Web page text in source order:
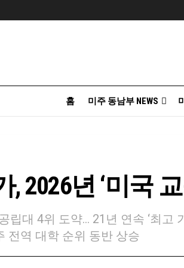
홈 미주 동남부 NEWS
, 2026년 ‘미국
립대 4위 도약... 21년 연속 ‘최고
전역 대학 순위 동반 상승